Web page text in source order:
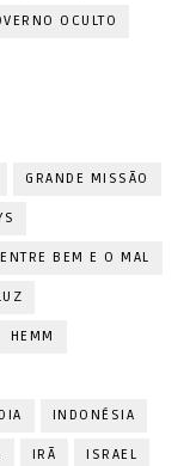
OCULTO
GRANDE MISSÃO
BEM E O MAL
HEMM
INDONÉSIA
IRÃ ISRAEL